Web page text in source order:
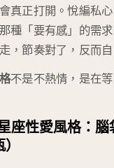
真正打開。悅編私
種「要有感」的需求
，節奏對了，反而
不是不熱情，是在等
座性愛風格：